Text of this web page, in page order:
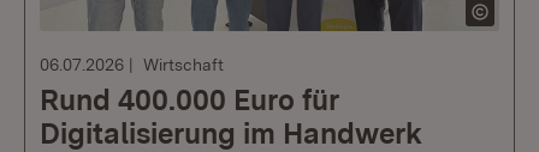
06.07.2026 Wirtschaft
Rund 400.000 Euro für
Digitalisierung im Handwerk